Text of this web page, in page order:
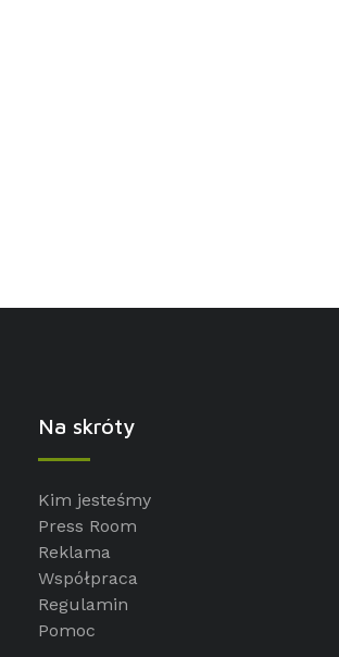
Na skróty
Kim jesteśmy
Press Room
Reklama
Współpraca
Regulamin
Pomoc